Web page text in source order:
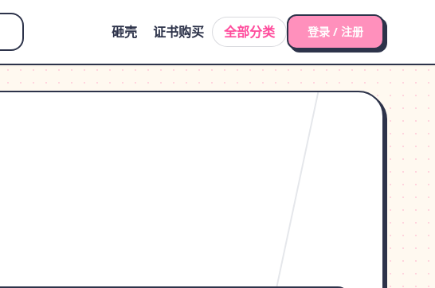
砸壳 证书购买 全部分类 登录 / 注册